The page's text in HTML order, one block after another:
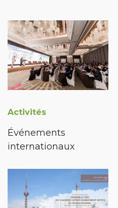
Activités
Événements
internationaux